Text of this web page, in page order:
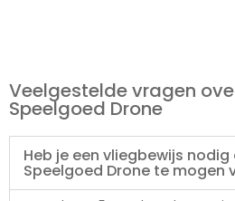
Veelgestelde vragen
Speelgoed Drone
Heb je een vliegbewijs nodig
Speelgoed Drone te mogen